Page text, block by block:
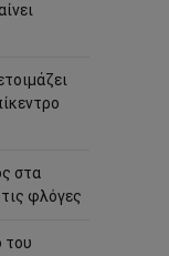
στα
φλόγες
του